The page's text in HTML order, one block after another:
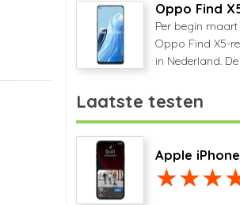
Oppo Find
Per begin
Oppo Find X5-
in Nederland. De
Laatste testen
Apple